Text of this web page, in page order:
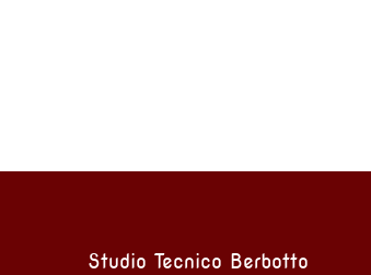
Studio Tecnico Berbotto